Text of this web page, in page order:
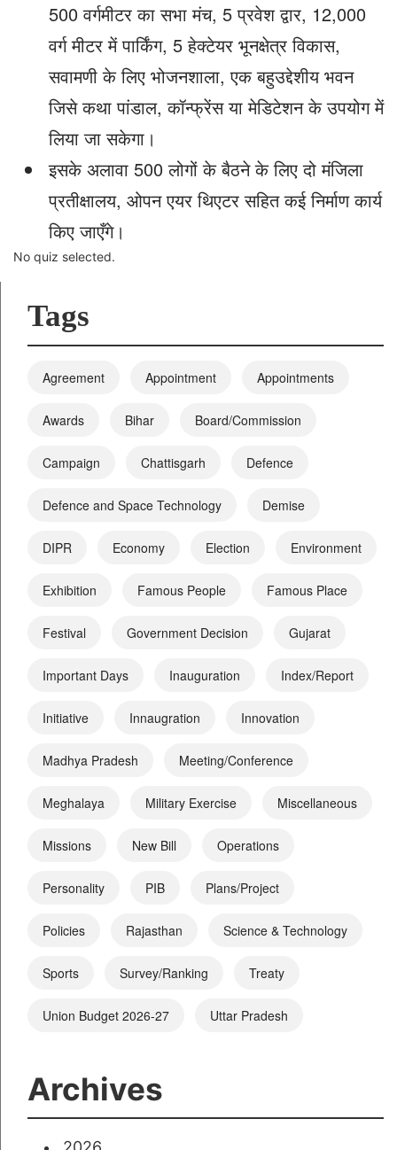
500 वर्गमीटर का सभा मंच, 5 प्रवेश द्वार, 12,000
वर्ग मीटर में पार्किंग, 5 हेक्टेयर भूनक्षेत्र विकास,
सवामणी के लिए भोजनशाला, एक बहुउद्देशीय भवन
जिसे कथा पांडाल, कॉन्फ्रेंस या मेडिटेशन के उपयोग में
लिया जा सकेगा।
इसके अलावा 500 लोगों के बैठने के लिए दो मंजिला
प्रतीक्षालय, ओपन एयर थिएटर सहित कई निर्माण कार्य
किए जाएँगे।
No quiz selected.
Tags
Agreement Appointment Appointments
Awards Bihar Board/Commission
Campaign Chattisgarh Defence
Defence and Space Technology Demise
DIPR Economy Election Environment
Exhibition Famous People Famous Place
Festival Government Decision Gujarat
Important Days Inauguration Index/Report
Initiative Innaugration Innovation
Madhya Pradesh Meeting/Conference
Meghalaya Military Exercise Miscellaneous
Missions New Bill Operations
Personality PIB Plans/Project
Policies Rajasthan Science & Technology
Sports Survey/Ranking Treaty
Union Budget 2026-27 Uttar Pradesh
Archives